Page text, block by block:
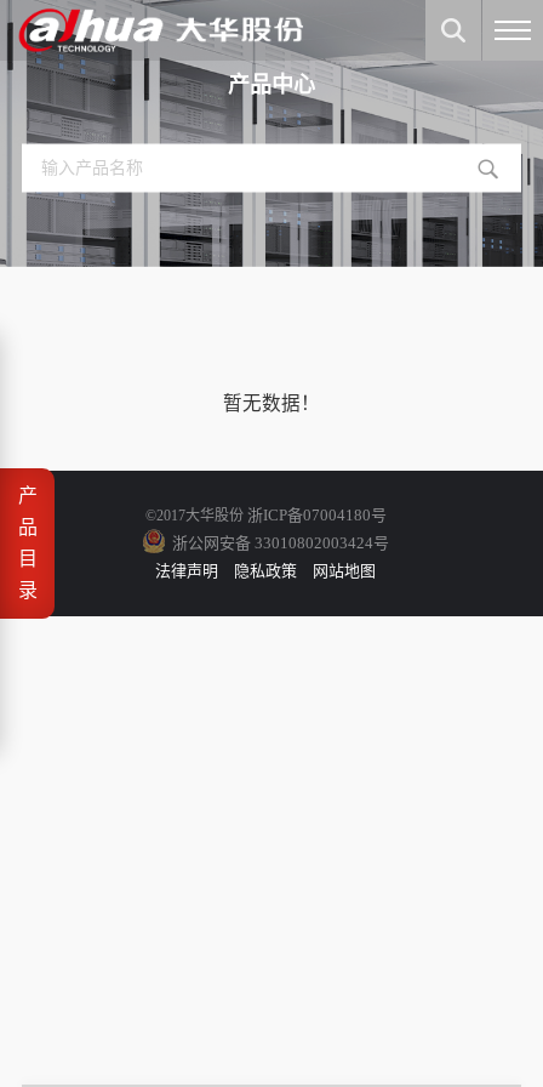
产品中心
产
品
目
录
暂无数据！
©2017大华股份 浙ICP备07004180号
浙公网安备 33010802003424号
法律声明
隐私政策 网站地图